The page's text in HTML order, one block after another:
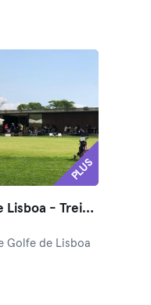
PLUS
Academia de Golfe de Lisboa - Treino Personalizado
Golfe de Lisboa